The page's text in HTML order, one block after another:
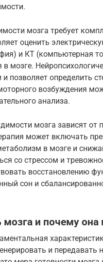
мозга требует
оценить
и КТ (компьютерная
мозге.
позволяет определить
возбуждения
анализа.
мозга зависят от
может включать
в мозге и
со стрессом и
восстановлению
сон и
и почему она
и передавать